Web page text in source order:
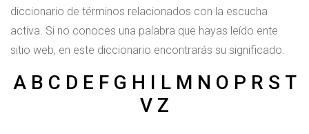
diccionario de términos relacionados con la escucha
activa. Si no conoces una palabra que hayas leído ente
sitio web, en este diccionario encontrarás su significado.
A B C D E F G H I L M N O P R S T
V Z